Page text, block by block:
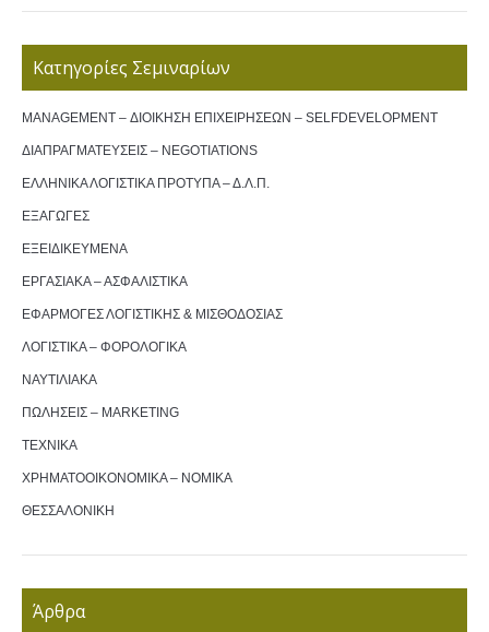
Κατηγορίες Σεμιναρίων
MANAGEMENT – ΔΙΟΙΚΗΣΗ ΕΠΙΧΕΙΡΗΣΕΩΝ – SELFDEVELOPMENT
ΔΙΑΠΡΑΓΜΑΤΕΥΣΕΙΣ – NEGOTIATIONS
ΕΛΛΗΝΙΚΑ ΛΟΓΙΣΤΙΚΑ ΠΡΟΤΥΠΑ – Δ.Λ.Π.
ΕΞΑΓΩΓΕΣ
ΕΞΕΙΔΙΚΕΥΜΕΝΑ
ΕΡΓΑΣΙΑΚΑ – ΑΣΦΑΛΙΣΤΙΚΑ
ΕΦΑΡΜΟΓΕΣ ΛΟΓΙΣΤΙΚΗΣ & ΜΙΣΘΟΔΟΣΙΑΣ
ΛΟΓΙΣΤΙΚΑ – ΦΟΡΟΛΟΓΙΚΑ
ΝΑΥΤΙΛΙΑΚΑ
ΠΩΛΗΣΕΙΣ – MARKETING
ΤΕΧΝΙΚΑ
ΧΡΗΜΑΤΟΟΙΚΟΝΟΜΙΚΑ – ΝΟΜΙΚΑ
ΘΕΣΣΑΛΟΝΙΚΗ
Άρθρα